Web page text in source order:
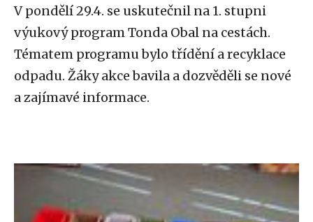
V pondělí 29.4. se uskutečnil na 1. stupni
výukový program Tonda Obal na cestách.
Tématem programu bylo třídění a recyklace
odpadu. Žáky akce bavila a dozvěděli se nové
a zajímavé informace.